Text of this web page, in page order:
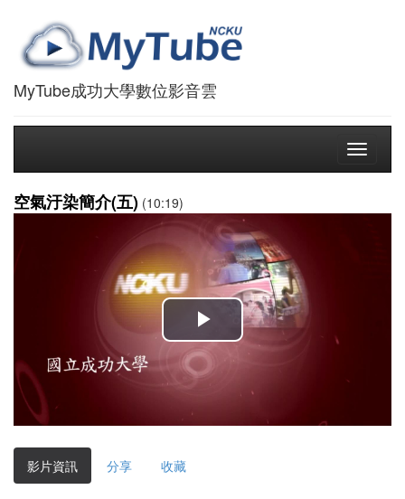
MyTube成功大學數位影音雲
Toggle
空氣汙染簡介(五) (10:19)
播
放
影
影片資訊 分享 收藏